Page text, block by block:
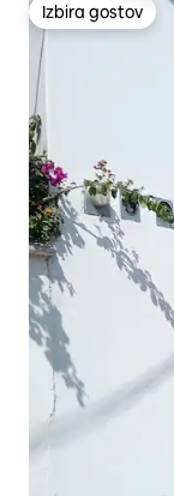
Izbira gostov
Izbira gostov